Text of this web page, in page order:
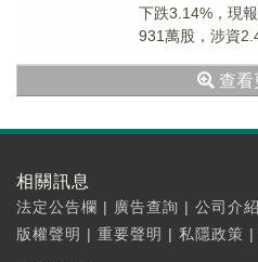
下跌3.14%，現
931萬股，涉資
查看
相關訊息
法定公告欄 | 廣告查詢 | 公司介紹
版權聲明 | 重要聲明 | 私隱政策 |